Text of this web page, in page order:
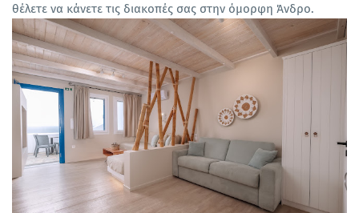
θέλετε να κάνετε τις διακοπές σας στην όμορφη Άνδρο.